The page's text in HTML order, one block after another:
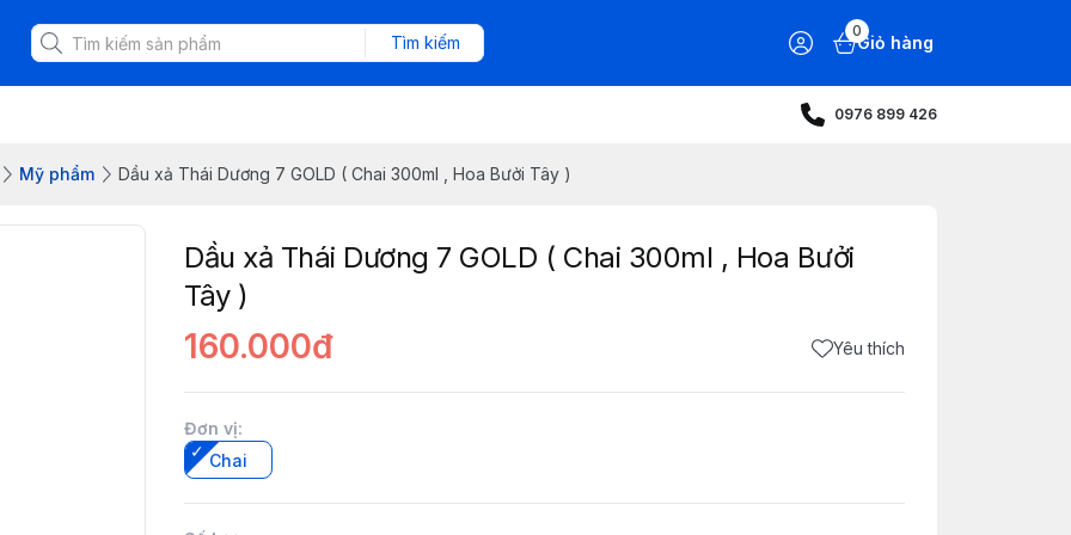
Tìm kiếm
0
Giỏ hàng
0976 899 426
Mỹ phẩm Dầu xả Thái Dương 7 GOLD ( Chai 300ml , Hoa Bưởi Tây )
Dầu xả Thái Dương 7 GOLD ( Chai 300ml , Hoa Bưởi
Tây )
160.000đ Yêu thích
Đơn vị:
Chai